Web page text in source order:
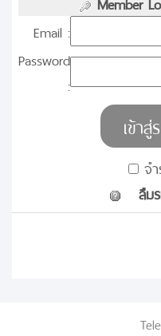
Email :
Password
:
จำ
ลืม